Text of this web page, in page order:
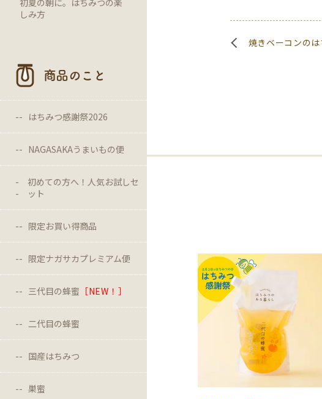
しみ方
商品のこと
はちみつ感謝祭2026
NAGASAKAうまいもの便
初めての方へ！人気お試しセ
ット
限定お買い得商品
限定ナガサカプレミアム便
三代目の蜂蜜 ［NEW！］
二代目の蜂蜜
国産はちみつ
巣蜜
焼きベーコンの